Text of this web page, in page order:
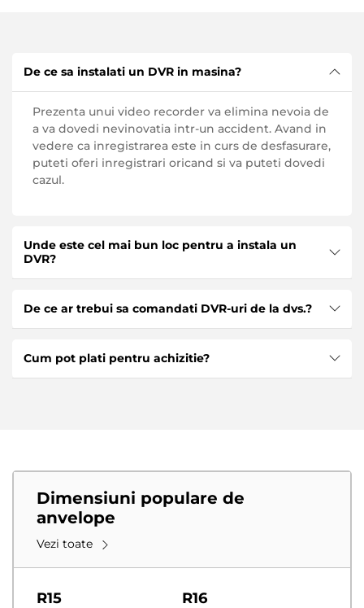
De ce sa instalati un DVR in masina?
Prezenta unui video recorder va elimina nevoia de
a va dovedi nevinovatia intr-un accident. Avand in
vedere ca inregistrarea este in curs de desfasurare,
puteti oferi inregistrari oricand si va puteti dovedi
cazul.
Unde este cel mai bun loc pentru a instala un
DVR?
parbrizului, langa camera de vedere din spate.
Acest loc nu va reduce deloc vizibilitatea soferului
si nu va reduce confortul calatoriei.
De ce ar trebui sa comandati DVR-uri de la dvs.?
nostri DVR-uri de o calitate exceptionala si
originale de la marci cunoscute, cu garantie.
Cum pot plati pentru achizitie?
Dimensiuni populare de
anvelope
Vezi toate
R15 R16